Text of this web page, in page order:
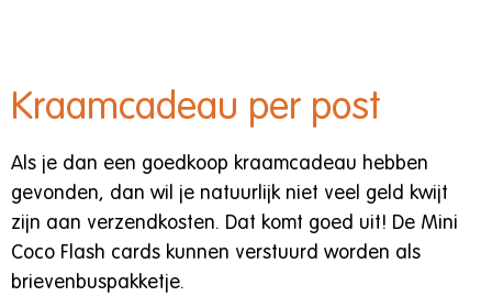
Kraamcadeau per post
Als je dan een goedkoop kraamcadeau hebben
gevonden, dan wil je natuurlijk niet veel geld kwijt
zijn aan verzendkosten. Dat komt goed uit! De Mini
Coco Flash cards kunnen verstuurd worden als
brievenbuspakketje.